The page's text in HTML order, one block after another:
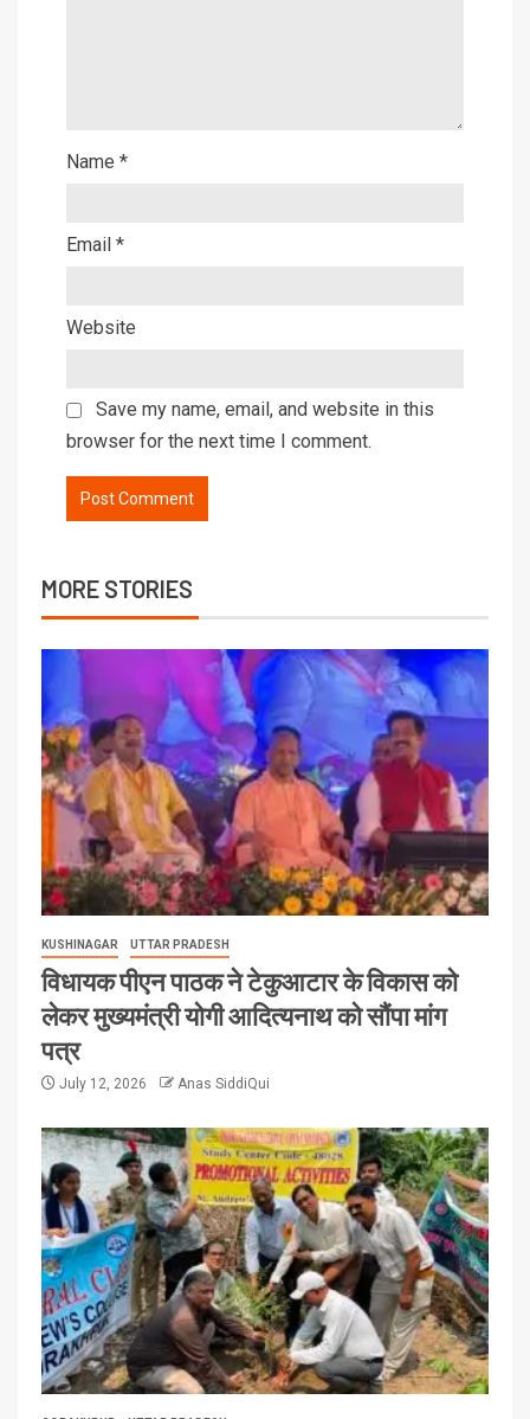
Name *
Email *
Website
Save my name, email, and website in this
browser for the next time I comment.
MORE STORIES
KUSHINAGAR UTTAR PRADESH
विधायक पीएन पाठक ने टेकुआटार के विकास को
लेकर मुख्यमंत्री योगी आदित्यनाथ को सौंपा मांग
पत्र
July 12, 2026 Anas SiddiQui